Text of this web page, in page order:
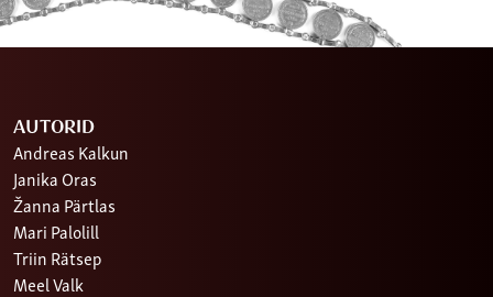
AUTORID
Andreas Kalkun
Janika Oras
Žanna Pärtlas
Mari Palolill
Triin Rätsep
Meel Valk